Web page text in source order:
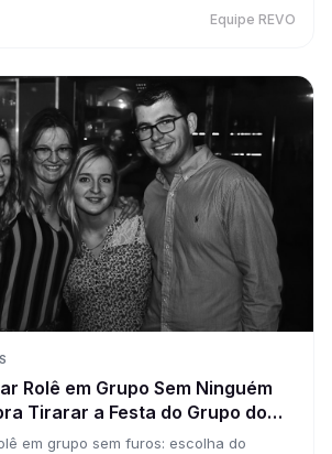
Equipe REVO
Rolê em Grupo Sem Ninguém
Tirarar a Festa do Grupo do
em grupo sem furos: escolha do